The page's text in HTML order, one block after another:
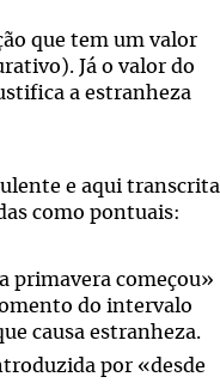
que tem um valor
Já o valor do
a estranheza
e aqui transcrita
como pontuais:
primavera começou»
do intervalo
causa estranheza.
por «desde